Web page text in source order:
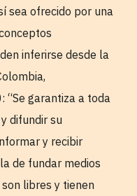
sea ofrecido por una
inferirse desde la
garantiza a toda
difundir su
y recibir
de fundar medios
libres y tienen